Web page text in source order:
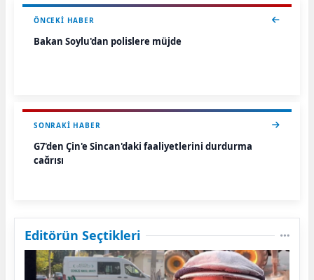
ÖNCEKI HABER
Bakan Soylu'dan polislere müjde
SONRAKI HABER
G7'den Çin'e Sincan'daki faaliyetlerini durdurma
çağrısı
Editörün Seçtikleri